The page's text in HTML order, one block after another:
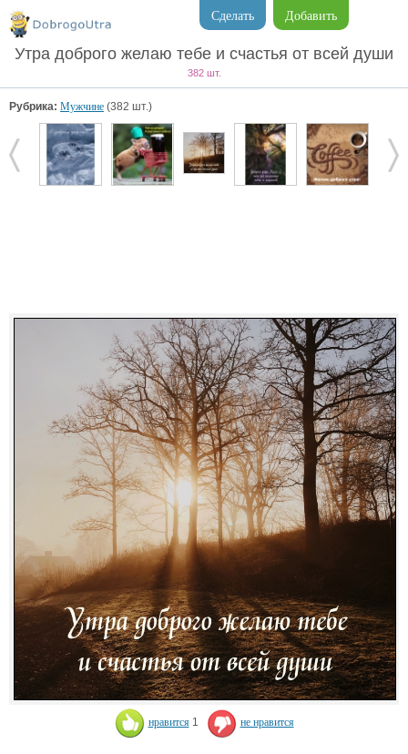
Добавить
Сделать
Утра доброго желаю тебе и счастья от всей души
382 шт.
Рубрика: Мужчине (382 шт.)
нравится 1 не нравится